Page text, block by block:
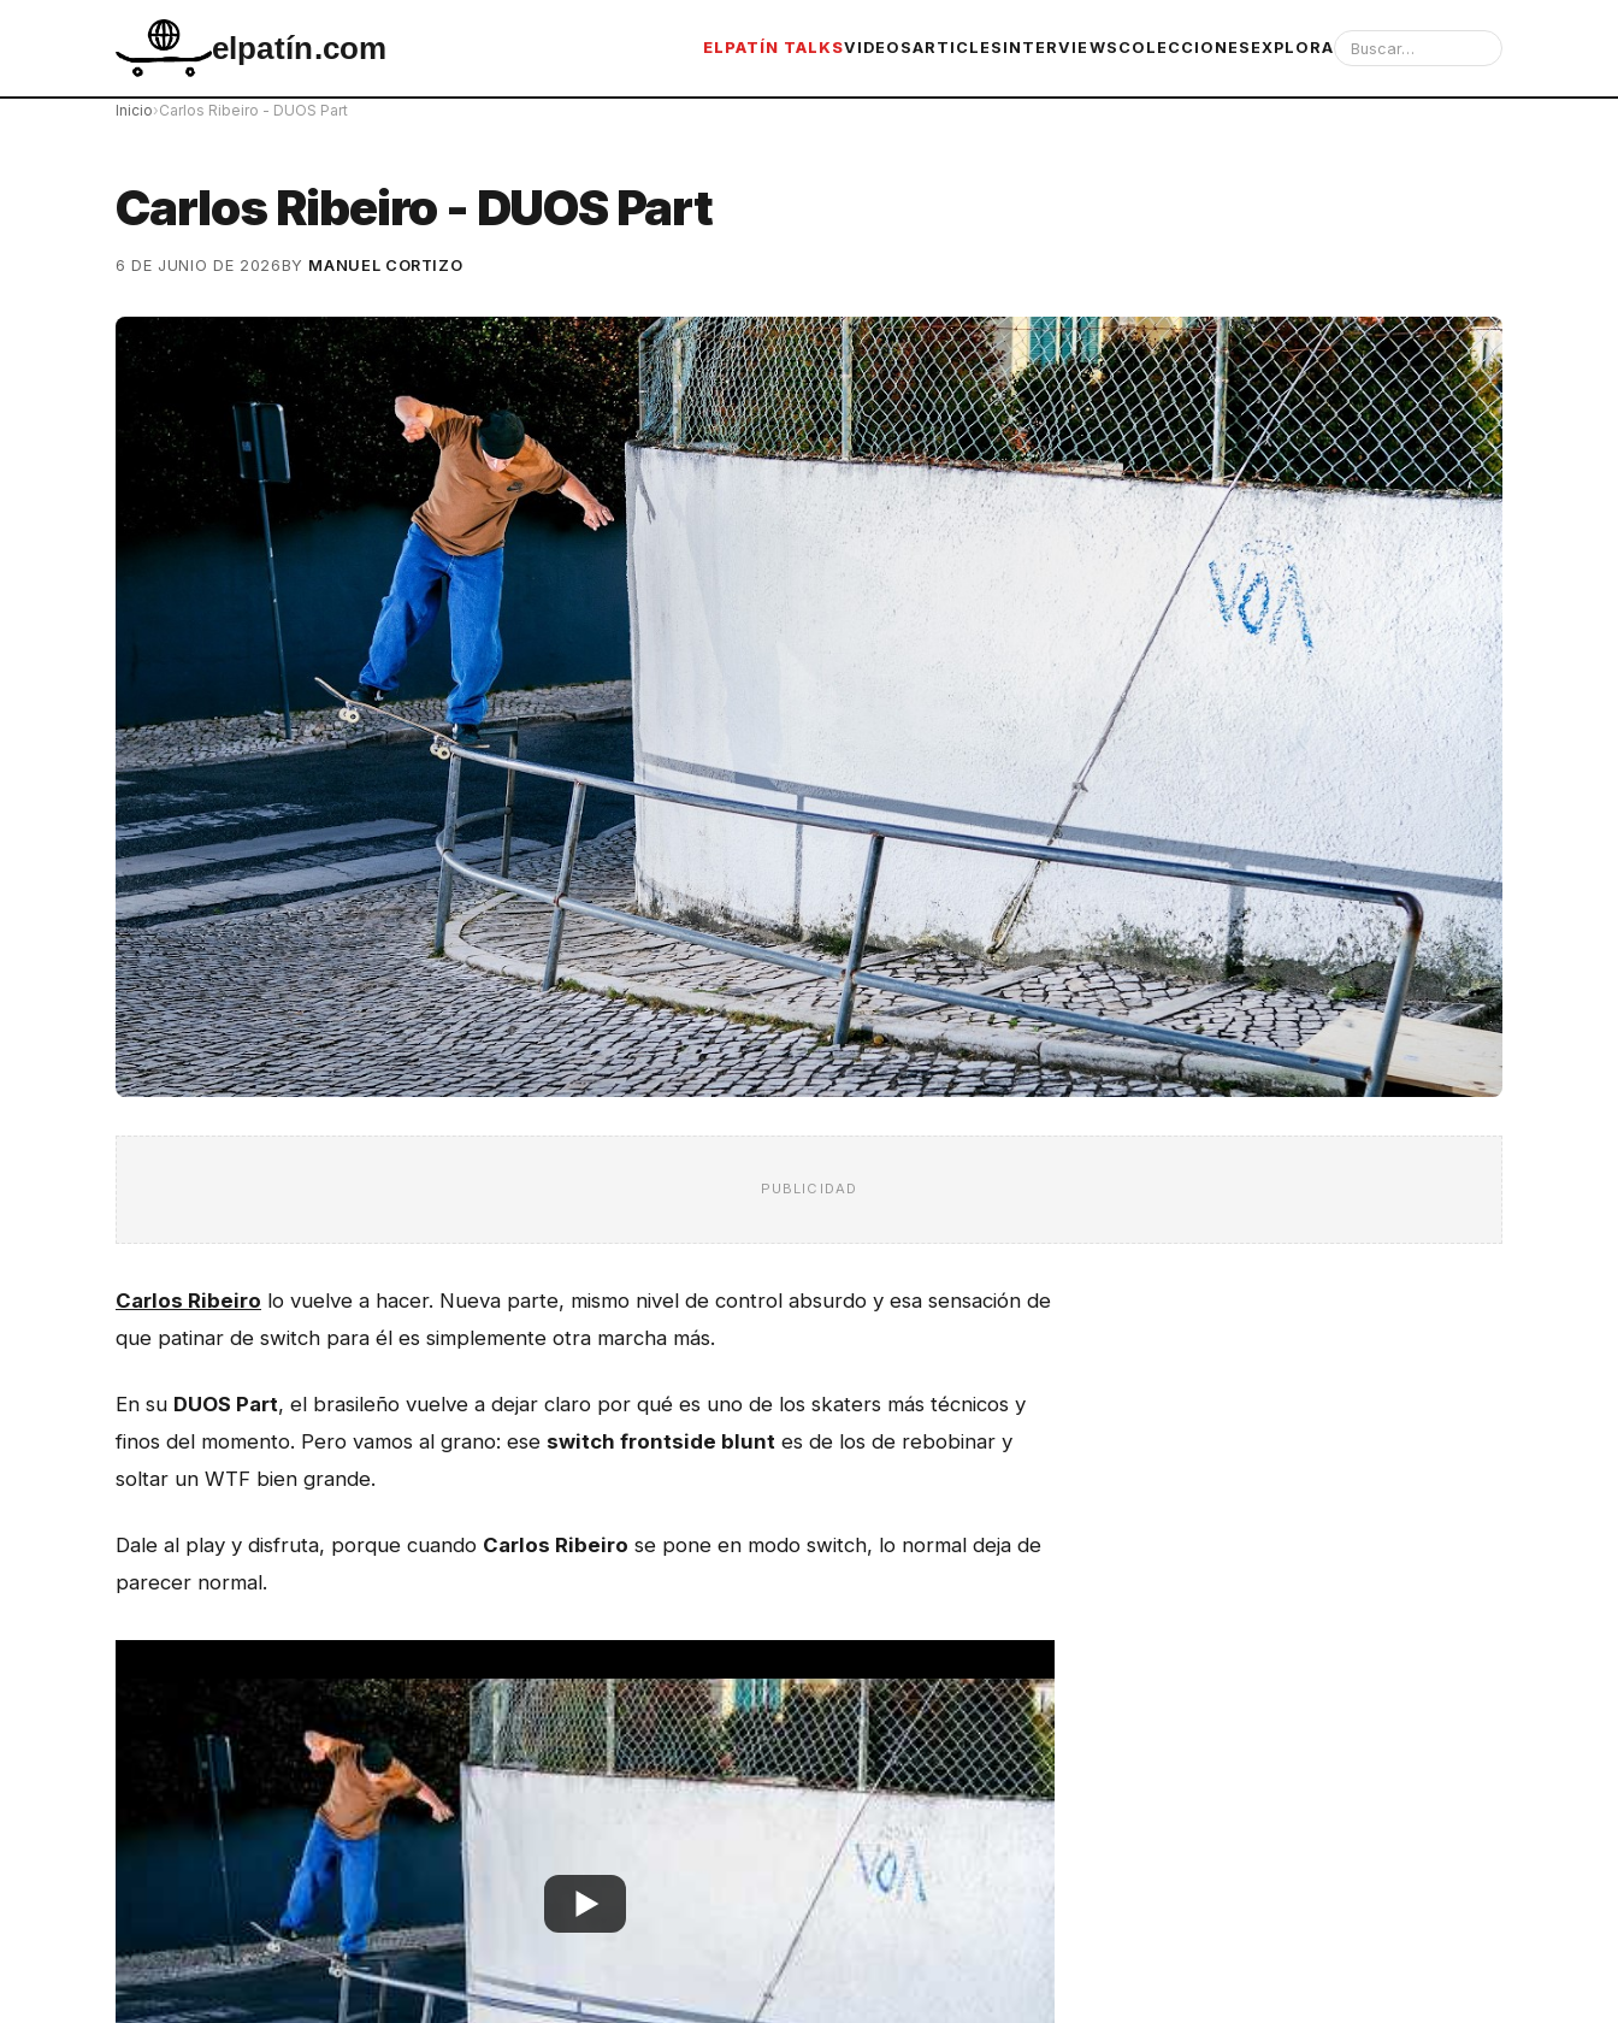
elpatín.com ELPATÍN TALKSVIDEOSARTICLES INTERVIEWS COLECCIONES EXPLORA
Inicio›Carlos Ribeiro - DUOS Part
Carlos Ribeiro - DUOS Part
6 DE JUNIO DE 2026BY MANUEL CORTIZO
PUBLICIDAD
Carlos Ribeiro lo vuelve a hacer. Nueva parte, mismo nivel de control absurdo y esa sensación de
que patinar de switch para él es simplemente otra marcha más.
En su DUOS Part, el brasileño vuelve a dejar claro por qué es uno de los skaters más técnicos y
finos del momento. Pero vamos al grano: ese switch frontside blunt es de los de rebobinar y
soltar un WTF bien grande.
Dale al play y disfruta, porque cuando Carlos Ribeiro se pone en modo switch, lo normal deja de
parecer normal.